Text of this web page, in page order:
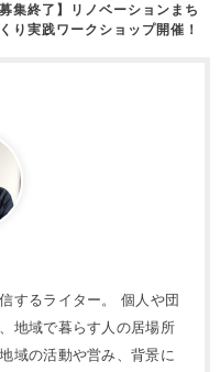
募集終了】リノベーションまち
り実践ワークショップ開催！
するライター。 個人や団
地域で暮らす人の居場所
域の活動や営み、背景に